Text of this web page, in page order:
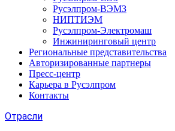
Русэлпром-ВЭМЗ
НИПТИЭМ
Русэлпром-Электромаш
Инжиниринговый центр
Региональные представительства
Авторизированные партнеры
Пресс-центр
Карьера в Русэлпром
Контакты
Отрасли